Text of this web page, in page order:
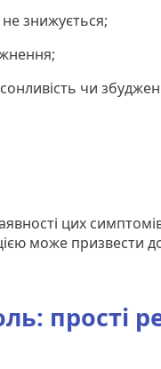
знижується;
чи
цих
може призвести
прості